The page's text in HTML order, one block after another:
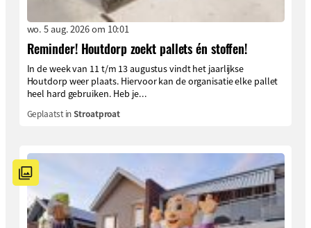
wo. 5 aug. 2026 om 10:01
Reminder! Houtdorp zoekt pallets én stoffen!
In de week van 11 t/m 13 augustus vindt het jaarlijkse
Houtdorp weer plaats. Hiervoor kan de organisatie elke pallet
heel hard gebruiken. Heb je...
Geplaatst inStroatproat